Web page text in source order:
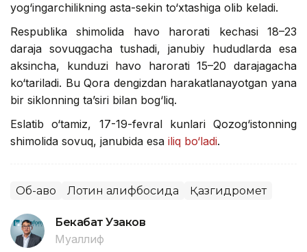
yog‘ingarchilikning asta-sekin to‘xtashiga olib keladi.
Respublika shimolida havo harorati kechasi 18–23
daraja sovuqgacha tushadi, janubiy hududlarda esa
aksincha, kunduzi havo harorati 15–20 darajagacha
ko‘tariladi. Bu Qora dengizdan harakatlanayotgan yana
bir siklonning ta’siri bilan bog‘liq.
Eslatib o‘tamiz, 17-19-fevral kunlari Qozog‘istonning
shimolida sovuq, janubida esa iliq bo‘ladi.
Об-ҳаво Лотин алифбосида Қазгидромет
Бекабат Узаков
Муаллиф